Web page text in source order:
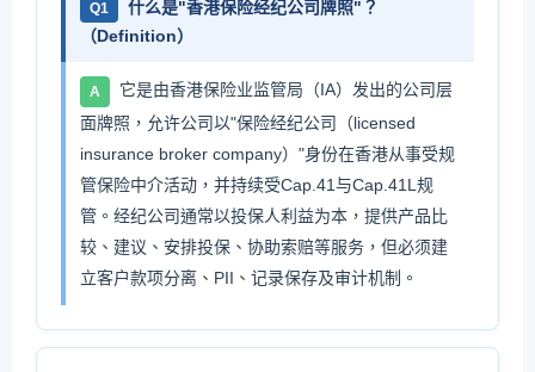
Q1
什么是"香港保险经纪公司牌照"？
（Definition）
A
它是由香港保险业监管局（IA）发出的公司层
面牌照，允许公司以"保险经纪公司（licensed
insurance broker company）"身份在香港从事受规
管保险中介活动，并持续受Cap.41与Cap.41L规
管。经纪公司通常以投保人利益为本，提供产品比
较、建议、安排投保、协助索赔等服务，但必须建
立客户款项分离、PII、记录保存及审计机制。